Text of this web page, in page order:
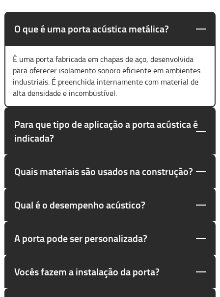
O que é uma porta acústica metálica?
É uma porta fabricada em chapas de aço, desenvolvida
para oferecer isolamento sonoro eficiente em ambientes
industriais. É preenchida internamente com material de
alta densidade e incombustível.
Para que tipo de aplicação a porta acústica é
indicada?
Quais materiais são usados na construção?
Qual é o desempenho acústico?
A porta pode ser personalizada?
Vocês fazem a instalação da porta?